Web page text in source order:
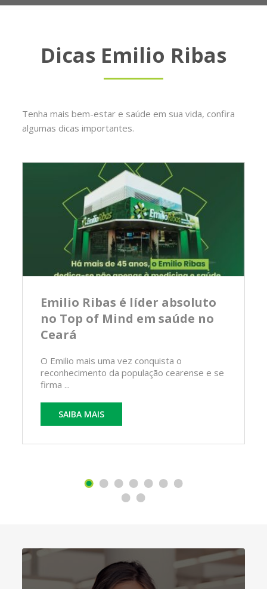
Dicas Emilio Ribas
Tenha mais bem-estar e saúde em sua vida, confira
algumas dicas importantes.
Emilio Ribas é líder absoluto
no Top of Mind em saúde no
Ceará
O Emilio mais uma vez conquista o
reconhecimento da população cearense e se
firma ...
SAIBA MAIS